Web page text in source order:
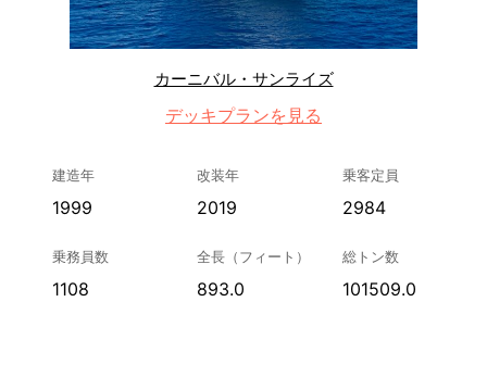
カーニバル・サンライズ
デッキプランを見る
建造年
1999
改装年
2019
乗客定員
2984
乗務員数
1108
全長（フィート）
893.0
総トン数
101509.0